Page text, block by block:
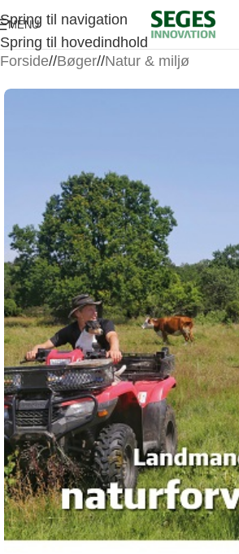
Spring til navigation
Spring til hovedindhold
MENU
Forside/ Bøger/ Natur & miljø